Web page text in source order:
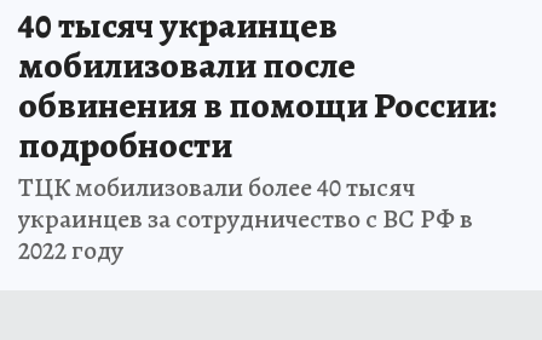
40 тысяч украинцев
мобилизовали после
обвинения в помощи России:
подробности
ТЦК мобилизовали более 40 тысяч
украинцев за сотрудничество с ВС РФ в
2022 году